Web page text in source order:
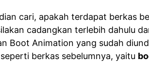
cari, apakah terdapat berkas
cadangkan terlebih dahulu
Boot Animation yang sudah
berkas sebelumnya, yaitu